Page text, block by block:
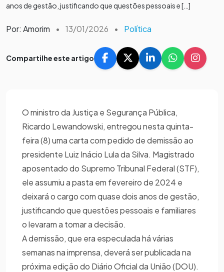
anos de gestão, justificando que questões pessoais e […]
Por: Amorim • 13/01/2026 • Política
Compartilhe este artigo
O ministro da Justiça e Segurança Pública,
Ricardo Lewandowski, entregou nesta quinta-
feira (8) uma carta com pedido de demissão ao
presidente Luiz Inácio Lula da Silva. Magistrado
aposentado do Supremo Tribunal Federal (STF),
ele assumiu a pasta em fevereiro de 2024 e
deixará o cargo com quase dois anos de gestão,
justificando que questões pessoais e familiares
o levaram a tomar a decisão.
A demissão, que era especulada há várias
semanas na imprensa, deverá ser publicada na
próxima edição do Diário Oficial da União (DOU).